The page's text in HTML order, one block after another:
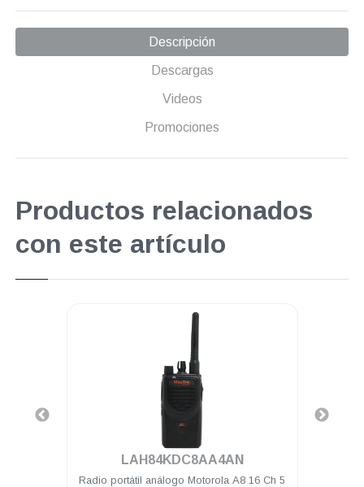
Descripción
Descargas
Videos
Promociones
Productos relacionados
con este artículo
.
LAH84KDC8AA4AN
Radio portátil análogo Motorola A8 16 Ch 5